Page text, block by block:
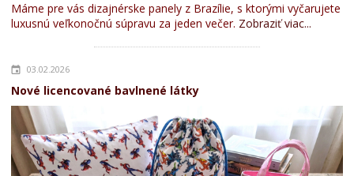
Máme pre vás dizajnérske panely z Brazílie, s ktorými vyčarujete
luxusnú veľkonočnú súpravu za jeden večer. Zobraziť viac...
03.02.2026
Nové licencované bavlnené látky